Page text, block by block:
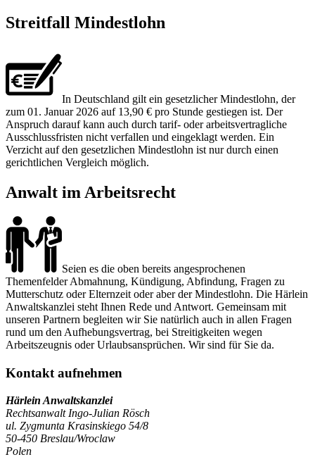
Streitfall Mindestlohn
In Deutschland gilt ein gesetzlicher Mindestlohn, der
zum 01. Januar 2026 auf 13,90 € pro Stunde gestiegen ist. Der
Anspruch darauf kann auch durch tarif- oder arbeitsvertragliche
Ausschlussfristen nicht verfallen und eingeklagt werden. Ein
Verzicht auf den gesetzlichen Mindestlohn ist nur durch einen
gerichtlichen Vergleich möglich.
Anwalt im Arbeitsrecht
Seien es die oben bereits angesprochenen
Themenfelder Abmahnung, Kündigung, Abfindung, Fragen zu
Mutterschutz oder Elternzeit oder aber der Mindestlohn. Die Härlein
Anwaltskanzlei steht Ihnen Rede und Antwort. Gemeinsam mit
unseren Partnern begleiten wir Sie natürlich auch in allen Fragen
rund um den Aufhebungsvertrag, bei Streitigkeiten wegen
Arbeitszeugnis oder Urlaubsansprüchen. Wir sind für Sie da.
Kontakt aufnehmen
Härlein Anwaltskanzlei
Rechtsanwalt Ingo-Julian Rösch
ul. Zygmunta Krasinskiego 54/8
50-450 Breslau/Wroclaw
Polen